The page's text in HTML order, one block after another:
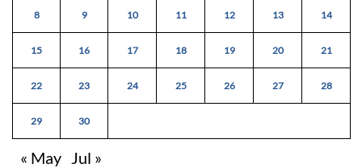
8 9 10 11 12 13 14
15 16 17 18 19 20 21
22 23 24 25 26 27 28
29 30
« May Jul »